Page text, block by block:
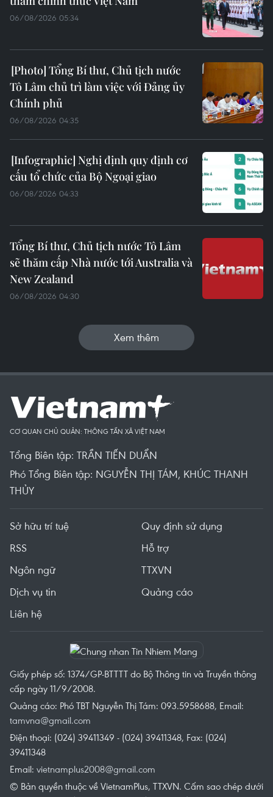
06/08/2026 05:34
Tổng Bí thư, Chủ tịch nước
Tô Lâm chủ trì làm việc với Đảng ủy
Chính phủ
06/08/2026 04:35
Nghị định quy định cơ
cấu tổ chức của Bộ Ngoại giao
06/08/2026 04:33
Tổng Bí thư, Chủ tịch nước Tô Lâm
sẽ thăm cấp Nhà nước tới Australia và
New Zealand
06/08/2026 04:30
Xem thêm
CƠ QUAN CHỦ QUẢN: THÔNG TẤN XÃ VIỆT NAM
Tổng Biên tập: TRẦN TIẾN DUẨN
Phó Tổng Biên tập: NGUYỄN THỊ TÁM, KHÚC THANH
THỦY
Sở hữu trí tuệ
Quy định sử dụng
RSS
Hỗ trợ
Ngôn ngữ
TTXVN
Dịch vụ tin
Quảng cáo
Liên hệ
Giấy phép số: 1374/GP-BTTTT do Bộ Thông tin và Truyền thông
cấp ngày 11/9/2008.
Quảng cáo: Phó TBT Nguyễn Thị Tám: 093.5958688, Email:
tamvna@gmail.com
Điện thoại: (024) 39411349 - (024) 39411348, Fax: (024)
39411348
Email: vietnamplus2008@gmail.com
© Bản quyền thuộc về VietnamPlus, TTXVN. Cấm sao chép dưới